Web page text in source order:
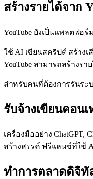
สร้างรายได้จาก
YouTube ยังเป็นแพลตฟอ
ใช้ AI เขียนสคริปต์ สร้าง
YouTube สามารถสร้างร
สำหรับคนที่ต้องการรันระ
รับจ้างเขียนคอน
เครื่องมืออย่าง
สร้างสรรค์ ฟรีแลนซ์ที่ใช้
ทำการตลาดดิจิทั